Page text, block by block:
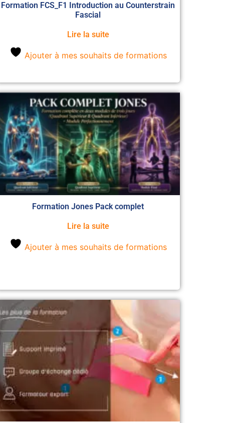
Formation FCS_F1 Introduction au Counterstrain
Fascial
Lire la suite
Ajouter à mes souhaits de formations
Formation Jones Pack complet
Lire la suite
Ajouter à mes souhaits de formations